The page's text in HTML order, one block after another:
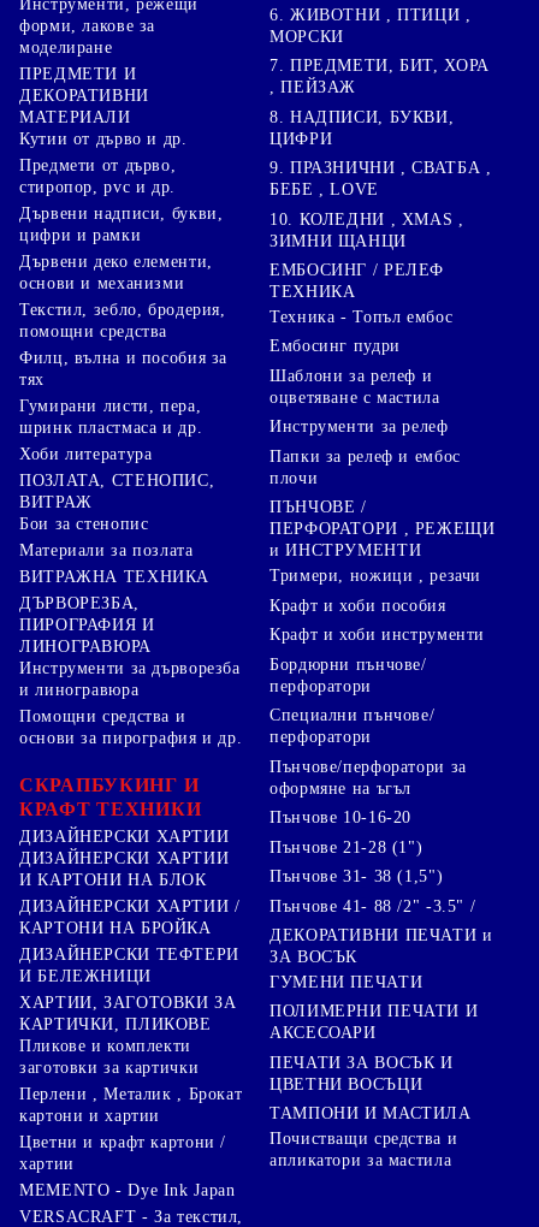
Инструменти, режещи
форми, лакове за
моделиране
ПРЕДМЕТИ И
ДЕКОРАТИВНИ
МАТЕРИАЛИ
Кутии от дърво и др.
Предмети от дърво,
стиропор, pvc и др.
Дървени надписи, букви,
цифри и рамки
Дървени деко елементи,
основи и механизми
Текстил, зебло, бродерия,
помощни средства
Филц, вълна и пособия за
тях
Гумирани листи, пера,
шринк пластмаса и др.
Хоби литература
ПОЗЛАТА, СТЕНОПИС,
ВИТРАЖ
Бои за стенопис
Материали за позлата
ВИТРАЖНА ТЕХНИКА
ДЪРВОРЕЗБА,
ПИРОГРАФИЯ И
ЛИНОГРАВЮРА
Инструменти за дърворезба
и линогравюра
Помощни средства и
основи за пирография и др.
СКРАПБУКИНГ И
КРАФТ ТЕХНИКИ
ДИЗАЙНЕРСКИ ХАРТИИ
ДИЗАЙНЕРСКИ ХАРТИИ
И КАРТОНИ НА БЛОК
ДИЗАЙНЕРСКИ ХАРТИИ /
КАРТОНИ НА БРОЙКА
ДИЗАЙНЕРСКИ ТЕФТЕРИ
И БЕЛЕЖНИЦИ
ХАРТИИ, ЗАГОТОВКИ ЗА
КАРТИЧКИ, ПЛИКОВЕ
Пликове и комплекти
заготовки за картички
Перлени , Металик , Брокат
картони и хартии
Цветни и крафт картони /
хартии
6. ЖИВОТНИ , ПТИЦИ ,
МОРСКИ
7. ПРЕДМЕТИ, БИТ, ХОРА
, ПЕЙЗАЖ
8. НАДПИСИ, БУКВИ,
ЦИФРИ
9. ПРАЗНИЧНИ , СВАТБА ,
БЕБЕ , LOVE
10. КОЛЕДНИ , XMAS ,
ЗИМНИ ЩАНЦИ
ЕМБОСИНГ / РЕЛЕФ
ТЕХНИКА
Техника - Топъл ембос
Ембосинг пудри
Шаблони за релеф и
оцветяване с мастила
Инструменти за релеф
Папки за релеф и ембос
плочи
ПЪНЧОВЕ /
ПЕРФОРАТОРИ , РЕЖЕЩИ
и ИНСТРУМЕНТИ
Тримери, ножици , резачи
Крафт и хоби пособия
Крафт и хоби инструменти
Бордюрни пънчове/
перфоратори
Специални пънчове/
перфоратори
Пънчове/перфоратори за
оформяне на ъгъл
Пънчове 10-16-20
Пънчове 21-28 (1")
Пънчове 31- 38 (1,5")
Пънчове 41- 88 /2" -3.5" /
ДЕКОРАТИВНИ ПЕЧАТИ и
ЗА ВОСЪК
ГУМЕНИ ПЕЧАТИ
ПОЛИМЕРНИ ПЕЧАТИ И
АКСЕСОАРИ
ПЕЧАТИ ЗА ВОСЪК И
ЦВЕТНИ ВОСЪЦИ
ТАМПОНИ И МАСТИЛА
Почистващи средства и
апликатори за мастила
MEMENTO - Dye Ink Japan
VERSACRAFT - За текстил,